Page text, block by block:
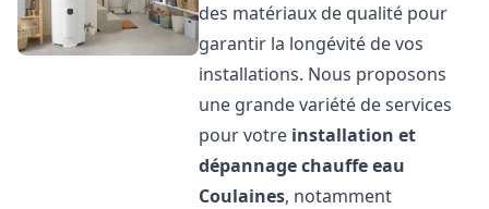
des matériaux de qualité pour
garantir la longévité de vos
installations. Nous proposons
une grande variété de services
pour votre installation et
dépannage chauffe eau
Coulaines, notamment